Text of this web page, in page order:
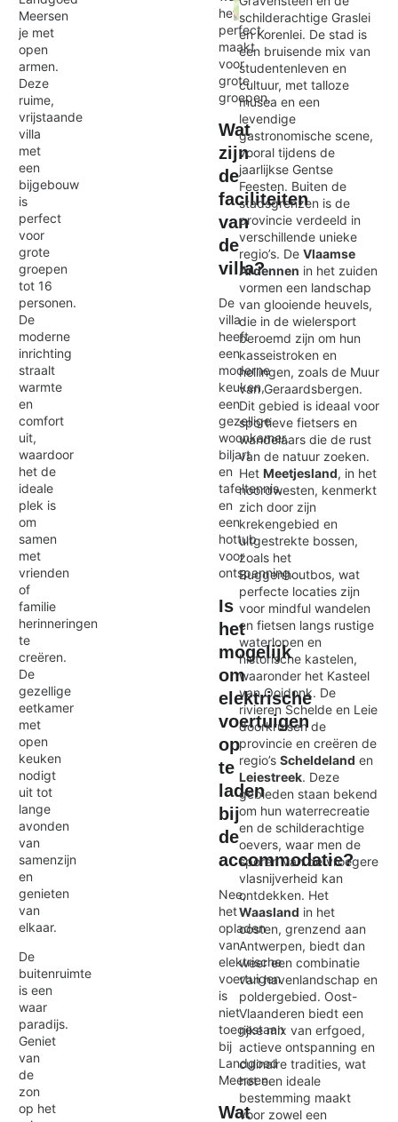
Meersen
je met
open
armen.
Deze
ruime,
vrijstaande
villa
met
een
bijgebouw
is
perfect
voor
grote
groepen
tot 16
personen.
De
moderne
inrichting
straalt
warmte
en
comfort
uit,
waardoor
het de
ideale
plek is
om
samen
met
vrienden
of
familie
herinneringen
te
creëren.
De
gezellige
eetkamer
met
open
keuken
nodigt
uit tot
lange
avonden
van
samenzijn
en
genieten
van
elkaar.
De
buitenruimte
is een
waar
paradijs.
Geniet
van
de
zon
op het
het
perfect
maakt
voor
grote
groepen.
Wat
zijn
de
faciliteiten
van
de
villa?
De
villa
heeft
een
moderne
keuken,
een
gezellige
woonkamer,
biljart
en
tafeltennis,
en
een
hottub
voor
ontspanning.
Is
het
mogelijk
om
elektrische
voertuigen
op
te
laden
bij
de
accommodatie?
Nee,
het
opladen
van
elektrische
voertuigen
is
niet
toegestaan
bij
Landgoed
Meersen.
Wat
Exit map
schilderachtige Graslei
en Korenlei. De stad is
een bruisende mix van
studentenleven en
cultuur, met talloze
musea en een
levendige
gastronomische scene,
vooral tijdens de
jaarlijkse Gentse
Feesten. Buiten de
stadsgrenzen is de
provincie verdeeld in
verschillende unieke
regio’s. De Vlaamse
Ardennen in het zuiden
vormen een landschap
van glooiende heuvels,
die in de wielersport
beroemd zijn om hun
kasseistroken en
hellingen, zoals de Muur
van Geraardsbergen.
Dit gebied is ideaal voor
sportieve fietsers en
wandelaars die de rust
van de natuur zoeken.
Het Meetjesland, in het
noordwesten, kenmerkt
zich door zijn
krekengebied en
uitgestrekte bossen,
zoals het
Buggenhoutbos, wat
perfecte locaties zijn
voor mindful wandelen
en fietsen langs rustige
waterlopen en
historische kastelen,
waaronder het Kasteel
van Ooidonk. De
rivieren Schelde en Leie
doorkruisen de
provincie en creëren de
regio’s Scheldeland en
Leiestreek. Deze
gebieden staan bekend
om hun waterrecreatie
en de schilderachtige
oevers, waar men de
sporen van de vroegere
vlasnijverheid kan
ontdekken. Het
Waasland in het
oosten, grenzend aan
Antwerpen, biedt dan
weer een combinatie
van havenlandschap en
poldergebied. Oost-
Vlaanderen biedt een
rijke mix van erfgoed,
actieve ontspanning en
culinaire tradities, wat
het een ideale
bestemming maakt
voor zowel een